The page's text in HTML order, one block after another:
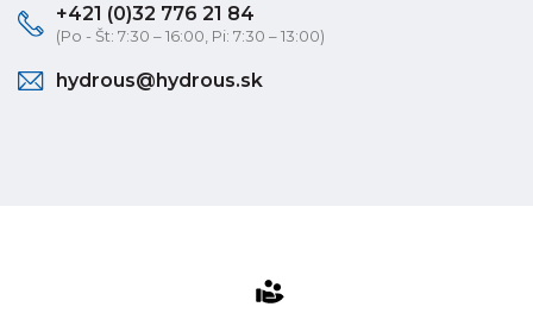
+421 (0)32 776 21 84
(Po - Št: 7:30 – 16:00, Pi: 7:30 – 13:00)
hydrous@hydrous.sk